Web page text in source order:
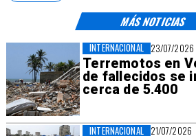
MÁS NOTICIAS
23/07/2026
Terremotos en
de fallecidos se
cerca de 5.400
INTERNACIONAL
21/07/2026
INTERNACIONAL